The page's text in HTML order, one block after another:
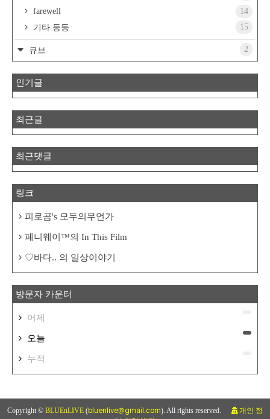
farewell
14
기타 등등
15
큐브 2
인기글
최근글
최근댓글
링크
피로곰's 모두의무언가
페니웨이™의 In This Film
♡바다.. 의 일상이야기
방문자 카운터
어제
오늘
누적
Copyright © BLUEnLIVE (bluenlive@gmail.com). All rights reserved.
개인 정